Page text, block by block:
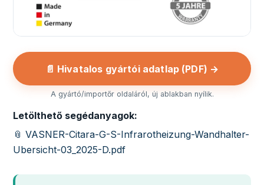
📄 Hivatalos gyártói adatlap (PDF) →
A gyártó/importőr oldaláról, új ablakban nyílik.
Letölthető segédanyagok:
📎 VASNER-Citara-G-S-Infrarotheizung-Wandhalter-
Ubersicht-03_2025-D.pdf